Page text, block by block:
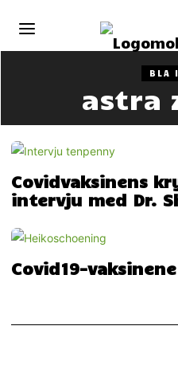
BLA
astra
Covidvaksinens
intervju med Dr.
Covid19-